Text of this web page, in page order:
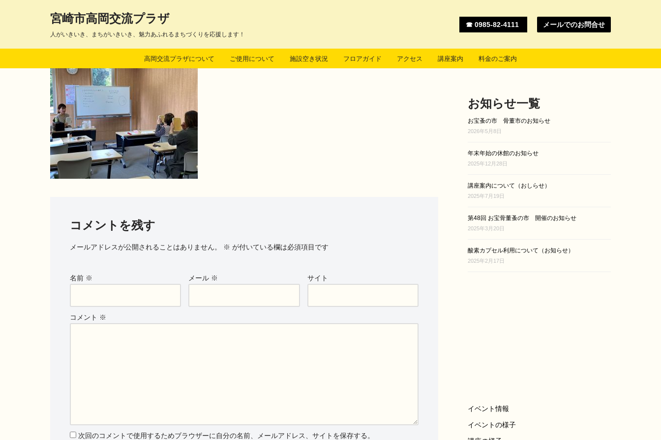
テ
宮崎市高岡交流プラザ
人がいきいき、まちがいきいき、魅力あふれるまちづくりを応援します！
☎ 0985-82-4111 メールでのお問合せ
高岡交流プラザについて ご使用について 施設空き状況 フロアガイド アクセス 講座案内 料金のご案内
コメントを残す
メールアドレスが公開されることはありません。 ※ が付いている欄は必須項目です
名前 ※ メール ※ サイト
コメント ※
次回のコメントで使用するためブラウザーに自分の名前、メールアドレス、サイトを保存する。
お知らせ一覧
お宝蚤の市 骨董市のお知らせ
2026年5月8日
年末年始の休館のお知らせ
2025年12月28日
講座案内について（おしらせ）
2025年7月19日
第48回 お宝骨董蚤の市 開催のお知らせ
2025年3月20日
酸素カプセル利用について（お知らせ）
2025年2月17日
イベント情報
イベントの様子